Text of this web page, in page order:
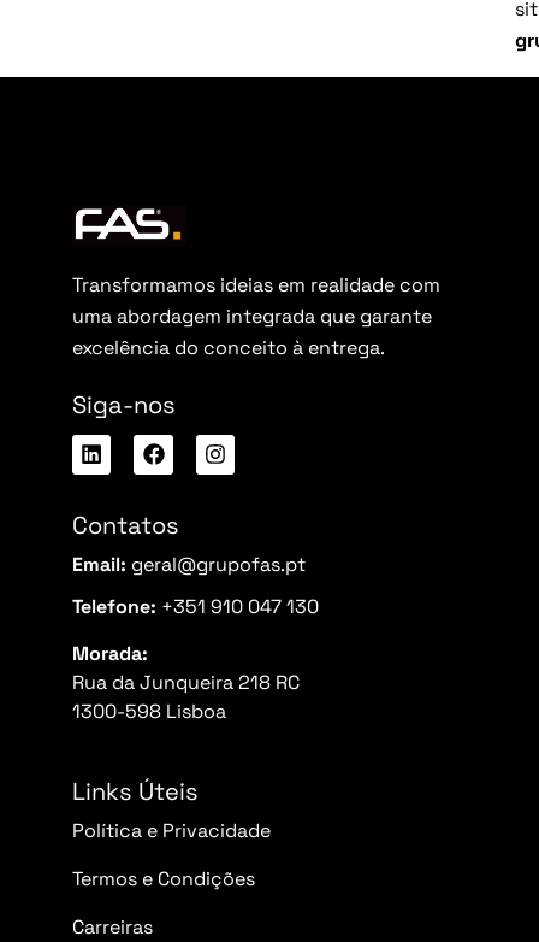
Transformamos ideias em realidade com
uma abordagem integrada que garante
excelência do conceito à entrega.
Siga-nos
Contatos
Email: geral@grupofas.pt
Telefone: +351 910 047 130
Morada:
Rua da Junqueira 218 RC
1300-598 Lisboa
Links Úteis
Política e Privacidade
Termos e Condições
Carreiras